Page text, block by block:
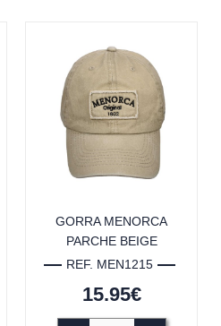
GORRA MENORCA
PARCHE BEIGE
REF. MEN1215
15.95€